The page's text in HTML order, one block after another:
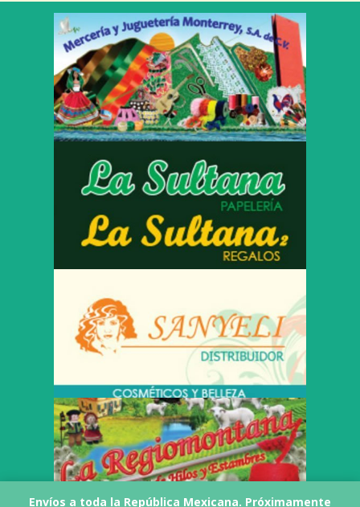
Envíos a toda la República Mexicana. Próximamente